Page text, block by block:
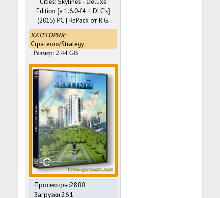
Edition [v 1.6.0-f4 + DLC's]
(2015) PC | RePack от R.G.
Механики
КАТЕГОРИЯ:
Стратегии/Strategy
Размер: 2.44 GB
Просмотры:2800
Загрузки:261